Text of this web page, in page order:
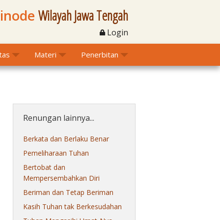
Wilayah Jawa Tengah
Login
Materi Penerbitan
Renungan lainnya...
Berkata dan Berlaku Benar
Pemeliharaan Tuhan
Bertobat dan
Mempersembahkan Diri
Beriman dan Tetap Beriman
Kasih Tuhan tak Berkesudahan